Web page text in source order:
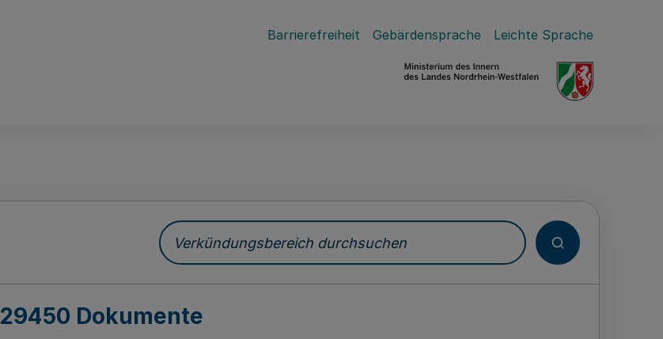
Barrierefreiheit Gebärdensprache Leichte Sprache
Verkündungsbereich durchsuchen
29450 Dokumente